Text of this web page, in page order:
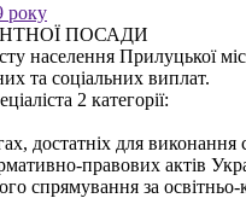
року
ПОСАДИ
населення Прилуцької
та соціальних виплат.
2 категорії:
достатніх для виконання
правових актів
спрямування за освітньо-